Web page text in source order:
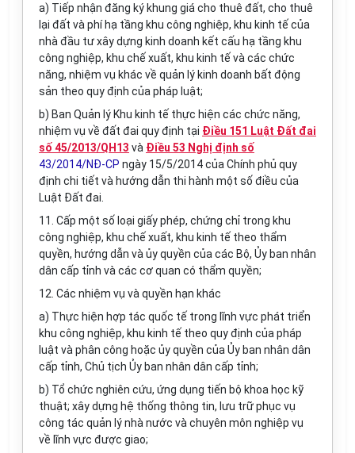
a) Tiếp nhận đăng ký khung giá cho thuê đất, cho thuê
lại đất và phí hạ tầng khu công nghiệp, khu kinh tế của
nhà đầu tư xây dựng kinh doanh kết cấu hạ tầng khu
công nghiệp, khu chế xuất, khu kinh tế và các chức
năng, nhiệm vụ khác về quản lý kinh doanh bất động
sản theo quy định của pháp luật;
b) Ban Quản lý Khu kinh tế thực hiện các chức năng,
nhiệm vụ về đất đai quy định tại Điều 151 Luật Đất đai
số 45/2013/QH13 và Điều 53 Nghị định số
43/2014/NĐ-CP ngày 15/5/2014 của Chính phủ quy
định chi tiết và hướng dẫn thi hành một số điều của
Luật Đất đai.
11. Cấp một số loại giấy phép, chứng chỉ trong khu
công nghiệp, khu chế xuất, khu kinh tế theo thẩm
quyền, hướng dẫn và ủy quyền của các Bộ, Ủy ban nhân
dân cấp tỉnh và các cơ quan có thẩm quyền;
12. Các nhiệm vụ và quyền hạn khác
a) Thực hiện hợp tác quốc tế trong lĩnh vực phát triển
khu công nghiệp, khu kinh tế theo quy định của pháp
luật và phân công hoặc ủy quyền của Ủy ban nhân dân
cấp tỉnh, Chủ tịch Ủy ban nhân dân cấp tỉnh;
b) Tổ chức nghiên cứu, ứng dụng tiến bộ khoa học kỹ
thuật; xây dựng hệ thống thông tin, lưu trữ phục vụ
công tác quản lý nhà nước và chuyên môn nghiệp vụ
về lĩnh vực được giao;